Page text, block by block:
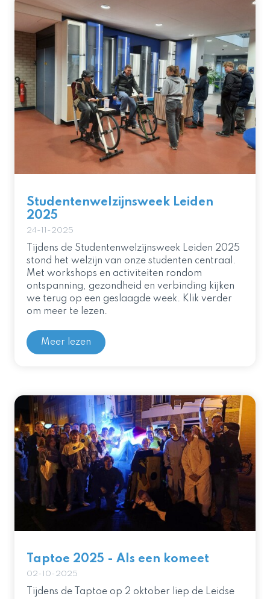
Studentenwelzijnsweek Leiden
2025
24-11-2025
Tijdens de Studentenwelzijnsweek Leiden 2025
stond het welzijn van onze studenten centraal.
Met workshops en activiteiten rondom
ontspanning, gezondheid en verbinding kijken
we terug op een geslaagde week. Klik verder
om meer te lezen.
Meer lezen
Taptoe 2025 - Als een komeet
02-10-2025
Tijdens de Taptoe op 2 oktober liep de Leidse